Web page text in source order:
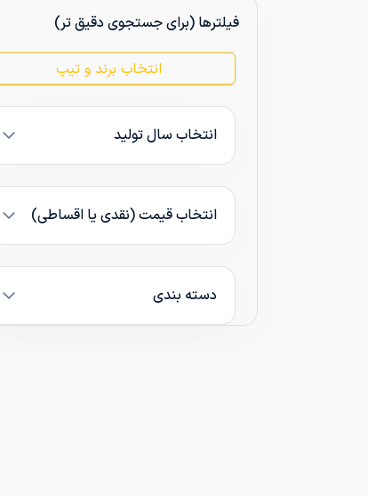
فیلترها (برای جستجوی دقیق تر)
انتخاب برند و تیپ
انتخاب سال تولید
انتخاب قیمت (نقدی یا اقساطی)
دسته بندی